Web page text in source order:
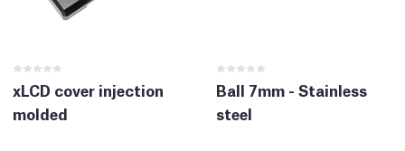
xLCD cover injection
molded
Ball 7mm - Stainless
steel